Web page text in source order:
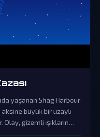
yaşanan Shag Harbour
aksine büyük bir uzaylı
Olay, gizemli ışıkların
örtbas çabalarıyla